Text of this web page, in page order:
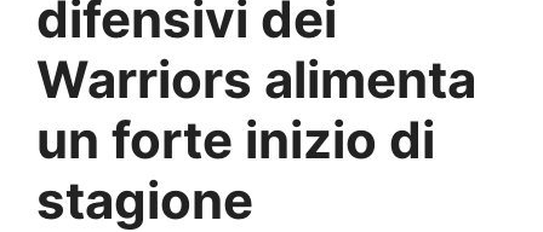
difensivi dei
Warriors alimenta
un forte inizio di
stagione